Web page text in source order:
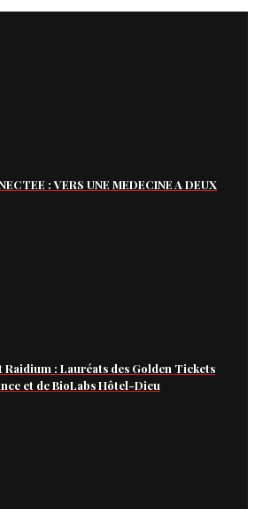
: VERS UNE MEDECINE A DEUX
Raidium : Lauréats des Golden Tickets
et de BioLabs Hôtel-Dieu